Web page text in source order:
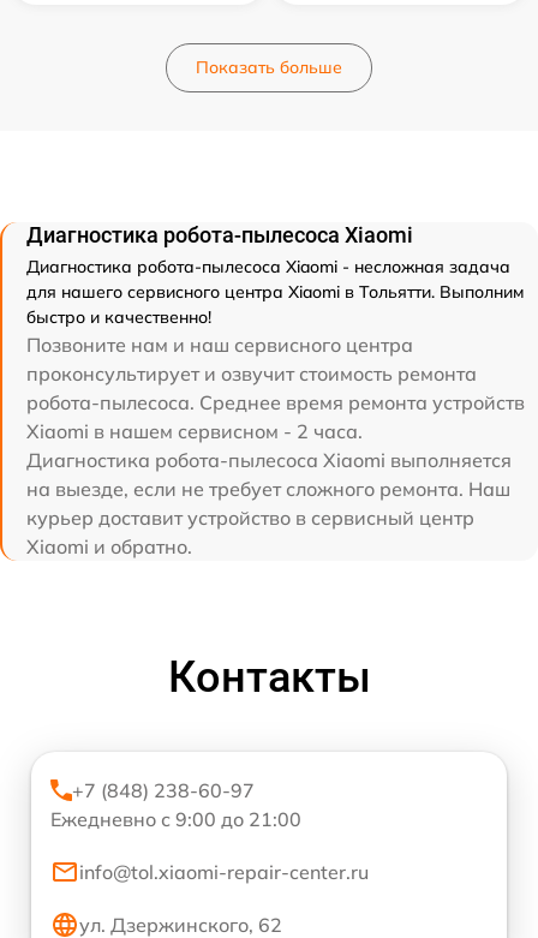
Показать больше
Диагностика робота-пылесоса Xiaomi
Диагностика робота-пылесоса Xiaomi - несложная задача
для нашего сервисного центра Xiaomi в Тольятти. Выполним
быстро и качественно!
Позвоните нам и наш сервисного центра
проконсультирует и озвучит стоимость ремонта
робота-пылесоса. Среднее время ремонта устройств
Xiaomi в нашем сервисном - 2 часа.
Диагностика робота-пылесоса Xiaomi выполняется
на выезде, если не требует сложного ремонта. Наш
курьер доставит устройство в сервисный центр
Xiaomi и обратно.
Контакты
+7 (848) 238-60-97
Ежедневно с 9:00 до 21:00
info@tol.xiaomi-repair-center.ru
ул. Дзержинского, 62